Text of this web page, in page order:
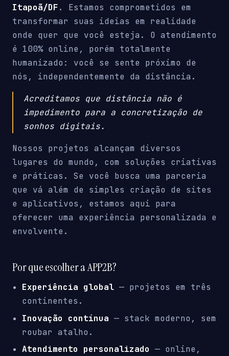
Itapoã/DF. Estamos comprometidos em
transformar suas ideias em realidade
onde quer que você esteja. O atendimento
é 100% online, porém totalmente
humanizado: você se sente próximo de
nós, independentemente da distância.
Acreditamos que distância não é
impedimento para a concretização de
sonhos digitais.
Nossos projetos alcançam diversos
lugares do mundo, com soluções criativas
e práticas. Se você busca uma parceria
que vá além de simples criação de sites
e aplicativos, estamos aqui para
oferecer uma experiência personalizada e
envolvente.
Por que escolher a APP2B?
Experiência global — projetos em três
continentes.
Inovação contínua — stack moderno, sem
roubar atalho.
Atendimento personalizado — online,